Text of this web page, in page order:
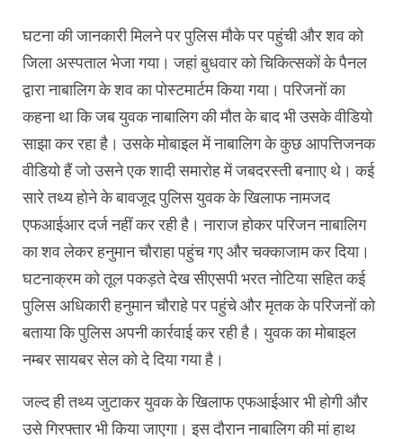
घटना की जानकारी मिलने पर पुलिस मौके पर पहुंची और शव को
जिला अस्पताल भेजा गया। जहां बुधवार को चिकित्सकों के पैनल
द्वारा नाबालिग के शव का पोस्टमार्टम किया गया। परिजनों का
कहना था कि जब युवक नाबालिग की मौत के बाद भी उसके वीडियो
साझा कर रहा है। उसके मोबाइल में नाबालिग के कुछ आपत्तिजनक
वीडियो हैं जो उसने एक शादी समारोह में जबदरस्ती बनााए थे। कई
सारे तथ्य होने के बावजूद पुलिस युवक के खिलाफ नामजद
एफआईआर दर्ज नहीं कर रही है। नाराज होकर परिजन नाबालिग
का शव लेकर हनुमान चौराहा पहुंच गए और चक्काजाम कर दिया।
घटनाक्रम को तूल पकड़ते देख सीएसपी भरत नोटिया सहित कई
पुलिस अधिकारी हनुमान चौराहे पर पहुंचे और मृतक के परिजनों को
बताया कि पुलिस अपनी कार्रवाई कर रही है। युवक का मोबाइल
नम्बर सायबर सेल को दे दिया गया है।
जल्द ही तथ्य जुटाकर युवक के खिलाफ एफआईआर भी होगी और
उसे गिरफ्तार भी किया जाएगा। इस दौरान नाबालिग की मां हाथ